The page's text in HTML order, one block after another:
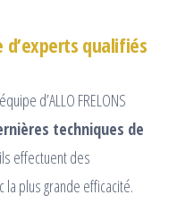
d’experts qualifiés
d’ALLO FRELONS
techniques de
effectuent des
plus grande efficacité.